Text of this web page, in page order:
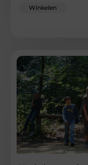
Winkelen